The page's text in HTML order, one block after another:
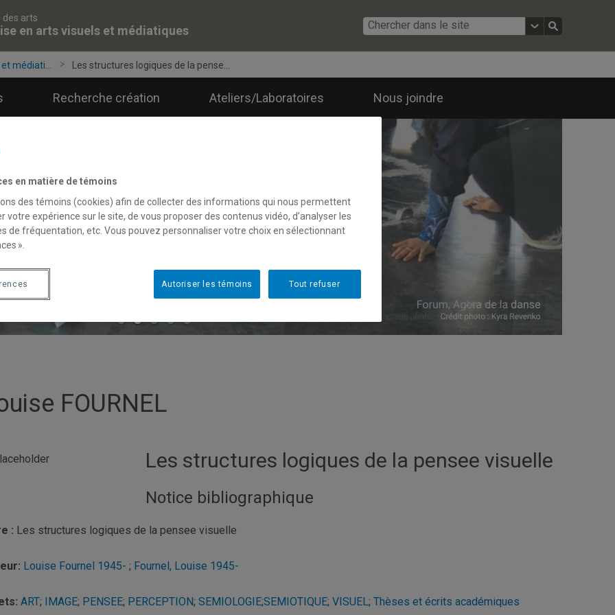
des arts
en arts visuels et médiatiques
médiati... Les structures logiques de la pense...
Recherche création Ateliers/Laboratoires Nous joindre
FOURNEL
Les structures logiques de la pensee visuelle
Notice bibliographique
: Les structures logiques de la pensee visuelle
Louise Fournel 1945- ; Fournel, Louise 1945-
ART; IMAGE; PENSEE; PERCEPTION; SEMIOLOGIE;SEMIOTIQUE; VISUEL; Thèses et écrits académiques
en matière de témoins
des témoins (cookies) afin de collecter des informations qui nous permettent
votre expérience sur le site, de vous proposer des contenus vidéo, d’analyser les
de fréquentation, etc. Vous pouvez personnaliser votre choix en sélectionnant
».
Tout refuser
Autoriser les témoins